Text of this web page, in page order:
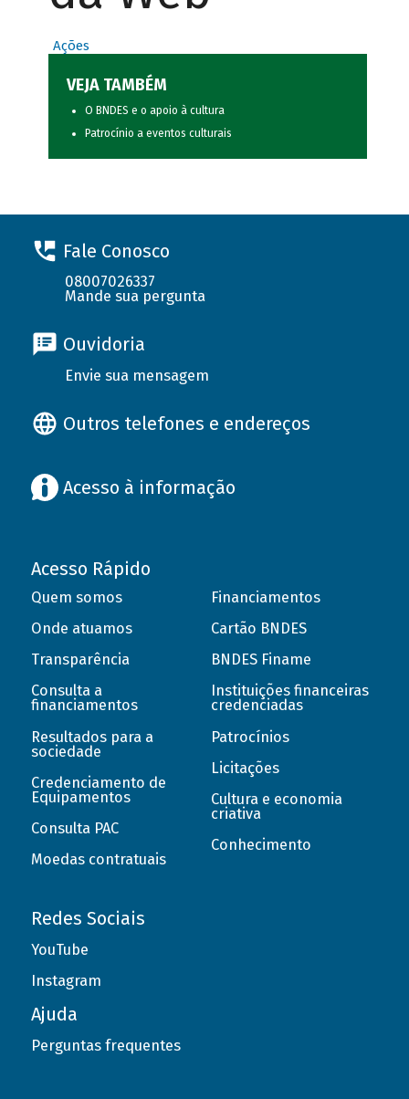
Ações
VEJA TAMBÉM
O BNDES e o apoio à cultura
Patrocínio a eventos culturais
Fale Conosco
08007026337
Mande sua pergunta
Ouvidoria
Envie sua mensagem
Outros telefones e endereços
Acesso à informação
Acesso Rápido
Quem somos
Onde atuamos
Transparência
Consulta a
financiamentos
Resultados para a
sociedade
Credenciamento de
Equipamentos
Consulta PAC
Moedas contratuais
Financiamentos
Cartão BNDES
BNDES Finame
Instituições financeiras
credenciadas
Patrocínios
Licitações
Cultura e economia
criativa
Conhecimento
Redes Sociais
YouTube
Instagram
Ajuda
Perguntas frequentes